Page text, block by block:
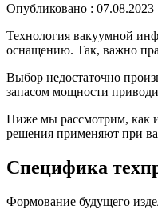
Опубликовано : 07.08.2023
Технология вакуумной
оснащению. Так, важно
Выбор недостаточно
запасом мощности
Ниже мы рассмотрим, как
решения применяют при
Специфика
Формование будущего